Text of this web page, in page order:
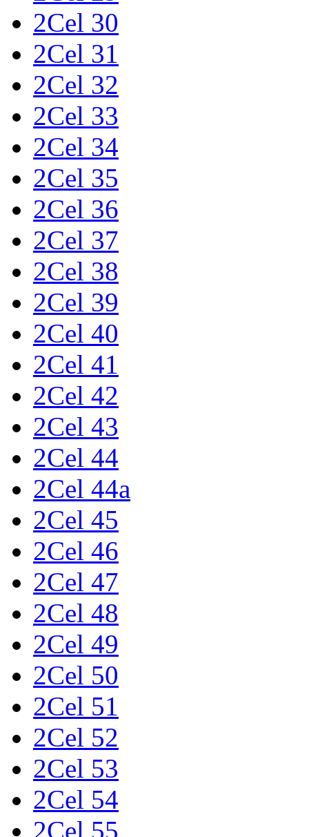
2Cel 30
2Cel 31
2Cel 32
2Cel 33
2Cel 34
2Cel 35
2Cel 36
2Cel 37
2Cel 38
2Cel 39
2Cel 40
2Cel 41
2Cel 42
2Cel 43
2Cel 44
2Cel 44a
2Cel 45
2Cel 46
2Cel 47
2Cel 48
2Cel 49
2Cel 50
2Cel 51
2Cel 52
2Cel 53
2Cel 54
2Cel 55